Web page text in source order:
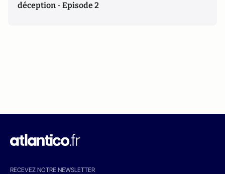
déception - Episode 2
RECEVEZ NOTRE NEWSLETTER